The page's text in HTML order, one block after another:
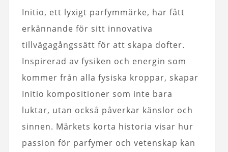
Initio, ett lyxigt parfymmärke, har fått
erkännande för sitt innovativa
tillvägagångssätt för att skapa dofter.
Inspirerad av fysiken och energin som
kommer från alla fysiska kroppar, skapar
Initio kompositioner som inte bara
luktar, utan också påverkar känslor och
sinnen. Märkets korta historia visar hur
passion för parfymer och vetenskap kan